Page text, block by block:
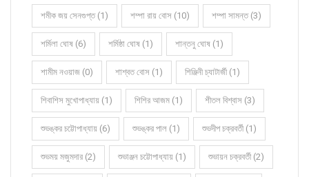
শমীক জয় সেনগুপ্ত (1) শম্পা রায় বোস (10) শম্পা সামন্ত (3)
শর্মিলা ঘোষ (6) শর্মিষ্ঠা ঘোষ (1) শান্তনু ঘোষ (1)
শামীম নওয়াজ (0) শাশ্বত বোস (1) শিঞ্জিনী চ্যাটার্জী (1)
শিবাশিস মুখোপাধ্যায় (1) শিশির আজম (1) শীতল বিশ্বাস (3)
শুভঙ্কর চট্টোপাধ্যায় (6) শুভঙ্কর পাল (1) শুভদীপ চক্রবর্তী (1)
শুভময় মজুমদার (2) শুভাঞ্জন চট্টোপাধ্যায় (1) শুভায়ন চক্রবর্তী (2)